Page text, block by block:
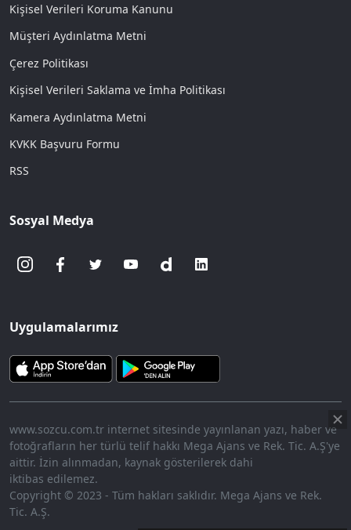
Aç
7.73%
Kişisel Verileri Koruma Kanunu
Müşteri Aydınlatma Metni
Çerez Politikası
Kişisel Verileri Saklama ve İmha Politikası
Kamera Aydınlatma Metni
KVKK Başvuru Formu
RSS
Sosyal Medya
Uygulamalarımız
www.sozcu.com.tr internet sitesinde yayınlanan yazı, haber ve
fotoğrafların her türlü telif hakkı Mega Ajans ve Rek. Tic. A.Ş'ye
aittir. İzin alınmadan, kaynak gösterilerek dahi
iktibas edilemez.
Copyright © 2023 - Tüm hakları saklıdır. Mega Ajans ve Rek.
Tic. A.Ş.